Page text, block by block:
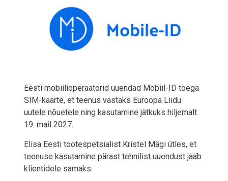
Eesti mobiilioperaatorid uuendad Mobiil-ID toega
SIM-kaarte, et teenus vastaks Euroopa Liidu
uutele nõuetele ning kasutamine jätkuks hiljemalt
19. mail 2027.
Elisa Eesti tootespetsialist Kristel Mägi ütles, et
teenuse kasutamine pärast tehnilist uuendust jääb
klientidele samaks.